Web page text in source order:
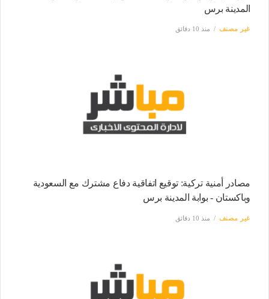
المدينة برس
غير مصنف منذ 10 دقائق
مصادر أمنية تركية: توقيع اتفاقية دفاع مشترك مع السعودية
وباكستان - بوابة المدينة برس
غير مصنف منذ 10 دقائق